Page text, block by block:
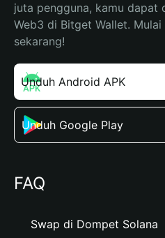
juta pengguna, kamu dapat
Web3 di Bitget Wallet. Mulai
sekarang!
Unduh Android APK
Unduh Google Play
FAQ
Swap di Dompet Solana